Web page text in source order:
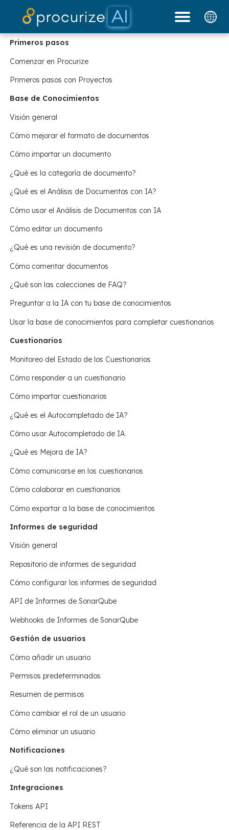
Nuestros socios
Primeros pasos
Comenzar en Procurize
Primeros pasos con Proyectos
Base de Conocimientos
Visión general
Cómo mejorar el formato de documentos
Cómo importar un documento
¿Qué es la categoría de documento?
¿Qué es el Análisis de Documentos con IA?
Cómo usar el Análisis de Documentos con IA
Cómo editar un documento
¿Qué es una revisión de documento?
Cómo comentar documentos
¿Qué son las colecciones de FAQ?
Preguntar a la IA con tu base de conocimientos
Usar la base de conocimientos para completar cuestionarios
Cuestionarios
Monitoreo del Estado de los Cuestionarios
Cómo responder a un cuestionario
Cómo importar cuestionarios
¿Qué es el Autocompletado de IA?
Cómo usar Autocompletado de IA
¿Qué es Mejora de IA?
Cómo comunicarse en los cuestionarios
Cómo colaborar en cuestionarios
Cómo exportar a la base de conocimientos
Informes de seguridad
Visión general
Repositorio de informes de seguridad
Cómo configurar los informes de seguridad
API de Informes de SonarQube
Webhooks de Informes de SonarQube
Gestión de usuarios
Cómo añadir un usuario
Permisos predeterminados
Resumen de permisos
Cómo cambiar el rol de un usuario
Cómo eliminar un usuario
Notificaciones
¿Qué son las notificaciones?
Integraciones
Tokens API
Referencia de la API REST